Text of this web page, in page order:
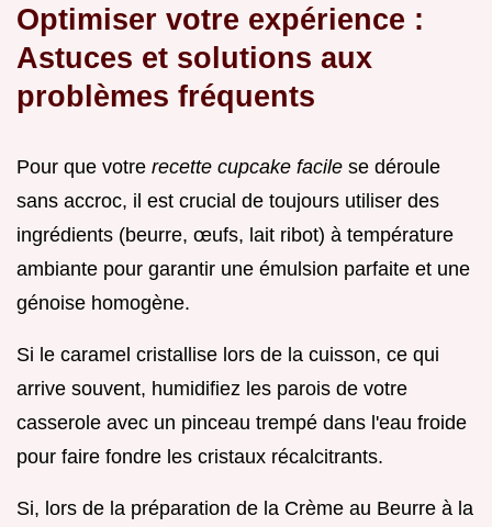
Optimiser votre expérience :
Astuces et solutions aux
problèmes fréquents
Pour que votre recette cupcake facile se déroule
sans accroc, il est crucial de toujours utiliser des
ingrédients (beurre, œufs, lait ribot) à température
ambiante pour garantir une émulsion parfaite et une
génoise homogène.
Si le caramel cristallise lors de la cuisson, ce qui
arrive souvent, humidifiez les parois de votre
casserole avec un pinceau trempé dans l'eau froide
pour faire fondre les cristaux récalcitrants.
Si, lors de la préparation de la Crème au Beurre à la